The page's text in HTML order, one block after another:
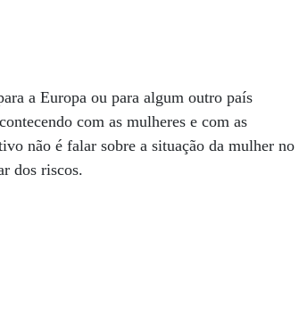
a Europa ou para algum outro país
com as mulheres e com as
não é falar sobre a situação da mulher no
dos riscos.